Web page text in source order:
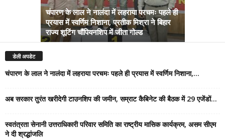
चंपारण के लाल ने नालंदा में लहराया परचमः पहले ही
प्रयास में स्वर्णिम निशाना, प्रतीक मिश्रा ने बिहार
राज्य शूटिंग चौंपियनशिप में जीता गोल्ड
डेली अपडेट
चंपारण के लाल ने नालंदा में लहराया परचमः पहले ही प्रयास में स्वर्णिम निशाना,...
अब सरकार तुरंत खरीदेगी टाउनशिप की जमीन, सम्राट कैबिनेट की बैठक में 29 एजेंडों...
स्वतंत्रता सेनानी उत्तराधिकारी परिवार समिति का राष्ट्रीय मासिक कार्यक्रम, असम सीएम
ने दी श्रद्धांजलि